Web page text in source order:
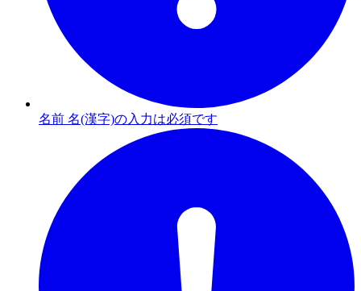
名前 名(漢字)の入力は必須です